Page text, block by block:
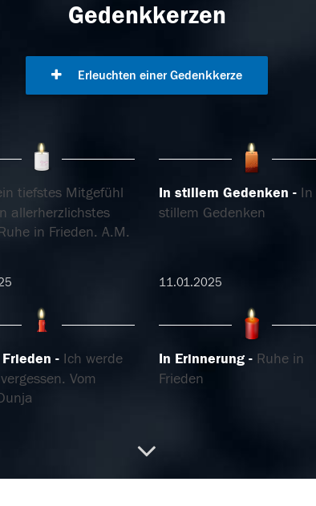
Gedenkkerzen
Erleuchten einer Gedenkkerze
tiefstes Mitgefühl
allerherzlichstes
in Frieden. A.M.
In stillem Gedenken
In
stillem Gedenken
11.01.2025
Ich werde
Vom
In Erinnerung
Ruhe in
Frieden